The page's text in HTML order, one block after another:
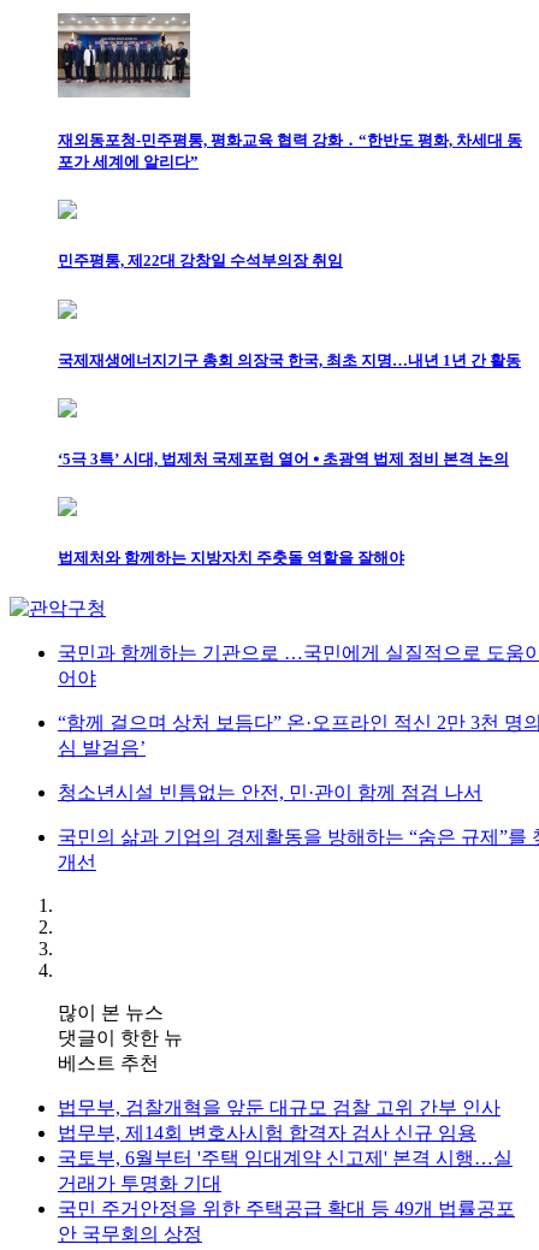
재외동포청-민주평통, 평화교육 협력 강화 ․ “한반도 평화, 차세대 동
포가 세계에 알리다”
민주평통, 제22대 강창일 수석부의장 취임
국제재생에너지기구 총회 의장국 한국, 최초 지명…내년 1년 간 활동
‘5극 3특’ 시대, 법제처 국제포럼 열어 ⦁ 초광역 법제 정비 본격 논의
법제처와 함께하는 지방자치 주춧돌 역할을 잘해야
국민과 함께하는 기관으로 …국민에게 실질적으로 도움
어야
“함께 걸으며 상처 보듬다” 온·오프라인 적신 2만 3천 명
심 발걸음’
청소년시설 빈틈없는 안전, 민·관이 함께 점검 나서
국민의 삶과 기업의 경제활동을 방해하는 “숨은 규제”를
개선
많이 본 뉴스
댓글이 핫한 뉴
베스트 추천
법무부, 검찰개혁을 앞둔 대규모 검찰 고위 간부 인사
법무부, 제14회 변호사시험 합격자 검사 신규 임용
국토부, 6월부터 '주택 임대계약 신고제' 본격 시행…실
거래가 투명화 기대
국민 주거안정을 위한 주택공급 확대 등 49개 법률공포
안 국무회의 상정